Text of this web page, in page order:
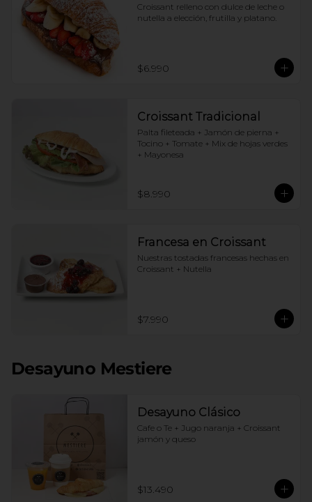
Croissant relleno con dulce de leche o
nutella a elección, frutilla y platano.
$6.990
Croissant Tradicional
Palta fileteada + Jamón de pierna +
Tocino + Tomate + Mix de hojas verdes
+ Mayonesa
$8.990
Francesa en Croissant
Nuestras tostadas francesas hechas en
Croissant + Nutella
$7.990
Desayuno Mestiere
Desayuno Clásico
Cafe o Te + Jugo naranja + Croissant
jamón y queso
$13.490